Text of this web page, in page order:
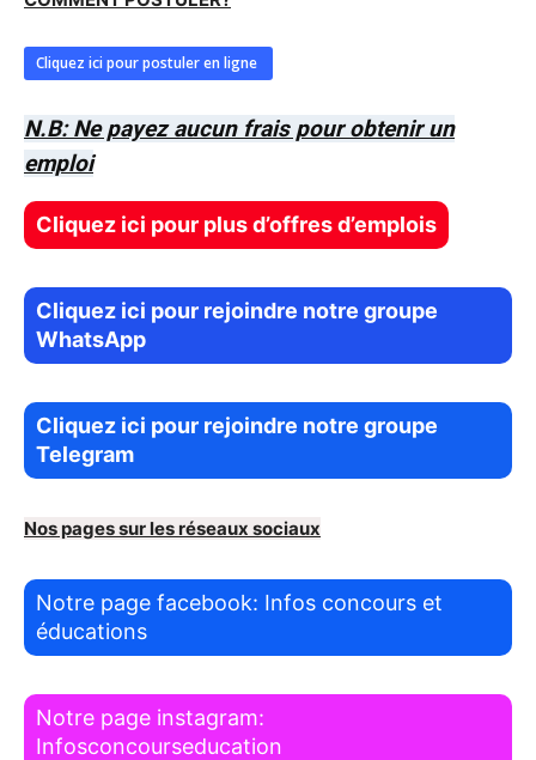
Cliquez ici pour postuler en ligne
N.B: Ne payez aucun frais pour obtenir un
emploi
Cliquez ici pour plus d’offres d’emplois
Cliquez ici pour rejoindre notre groupe
WhatsApp
Cliquez ici pour rejoindre notre groupe
Telegram
Nos pages sur les réseaux sociaux
Notre page facebook: Infos concours et
éducations
Notre page instagram:
Infosconcourseducation